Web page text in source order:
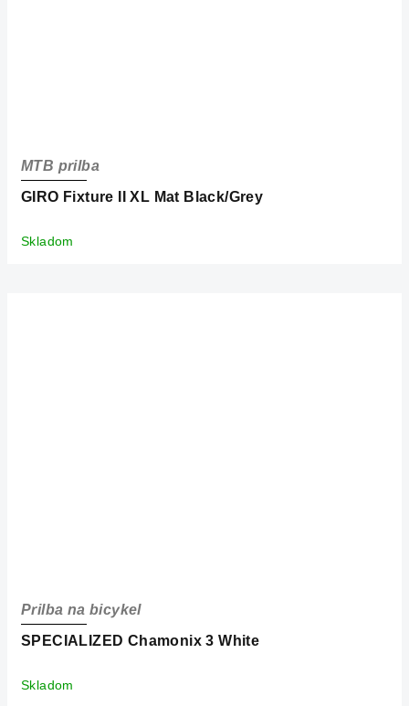
GIRO Fixture II XL Mat Black/Grey
MTB prilba
Skladom
SPECIALIZED Chamonix 3 White
Prilba na bicykel
Skladom